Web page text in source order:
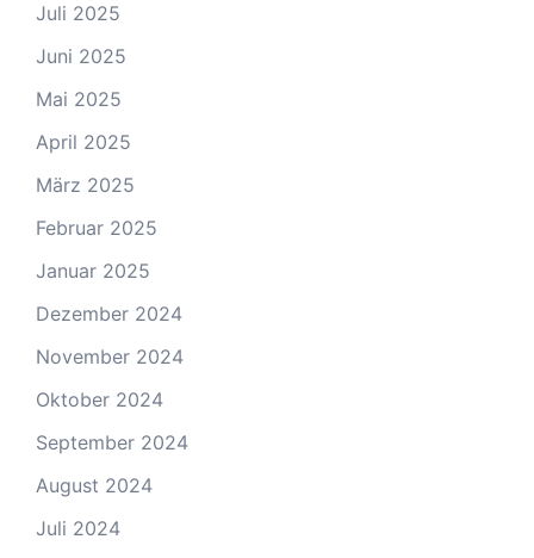
Juli 2025
Juni 2025
Mai 2025
April 2025
März 2025
Februar 2025
Januar 2025
Dezember 2024
November 2024
Oktober 2024
September 2024
August 2024
Juli 2024